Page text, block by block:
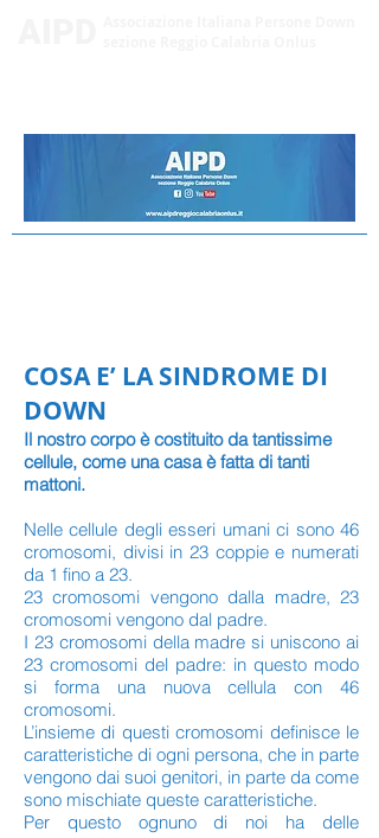
COSA E’ LA SINDROME DI
DOWN
Il nostro corpo è costituito da tantissime
cellule, come una casa è fatta di tanti
mattoni.
Nelle cellule degli esseri umani ci sono 46
cromosomi, divisi in 23 coppie e numerati
da 1 fino a 23.
23 cromosomi vengono dalla madre, 23
cromosomi vengono dal padre.
I 23 cromosomi della madre si uniscono ai
23 cromosomi del padre: in questo modo
si forma una nuova cellula con 46
cromosomi.
L’insieme di questi cromosomi definisce le
caratteristiche di ogni persona, che in parte
vengono dai suoi genitori, in parte da come
sono mischiate queste caratteristiche.
Per questo ognuno di noi ha delle